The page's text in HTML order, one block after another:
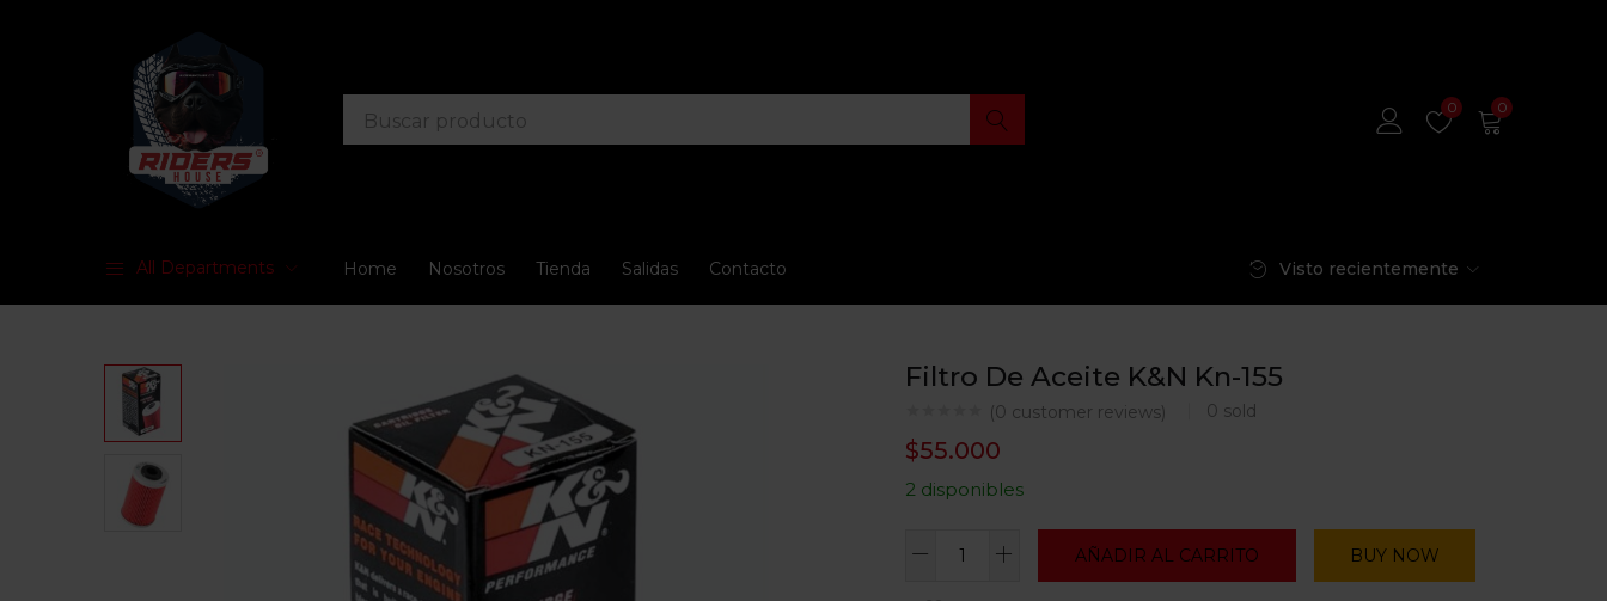
0 0
All Departments Home Nosotros Tienda Salidas Contacto Visto recientemente
Filtro De Aceite K&N Kn-155
(0 customer reviews) 0 sold
$55.000
2 disponibles
AÑADIR AL CARRITO BUY NOW